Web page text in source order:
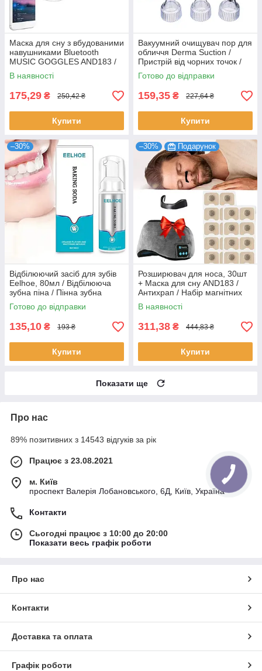
Маска для сну з вбудованими
навушниками Bluetooth
MUSIC GOGGLES AND183 /
Пов'язка на очі з гарнітурою
В наявності
175,29 ₴ 250,42 ₴
Купити
Вакуумний очищувач пор для
обличчя Derma Suction /
Пристрій від чорних точок /
Прилад для чищення
обличчя
Готово до відправки
159,35 ₴ 227,64 ₴
Купити
–30%
Відбілюючий засіб для зубів
Eelhoe, 80мл / Відбілююча
зубна піна / Пінна зубна
паста
Готово до відправки
135,10 ₴ 193 ₴
Купити
–30% Подарунок
Розширювач для носа, 30шт
+ Маска для сну AND183 /
Антихрап / Набір магнітних
розширювачів для носа
В наявності
311,38 ₴ 444,83 ₴
Купити
Показати ще
Про нас
89% позитивних з 14543 відгуків за рік
Працює з 23.08.2021
м. Київ
проспект Валерія Лобановського, 6Д, Київ, Україна
Контакти
Сьогодні працює з 10:00 до 20:00
Показати весь графік роботи
Про нас
Контакти
Доставка та оплата
Графік роботи